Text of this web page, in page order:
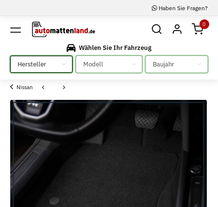
Haben Sie Fragen?
0
Wählen Sie Ihr Fahrzeug
Bitte auswählen
Bitte auswählen Bitte auswählen
Nissan